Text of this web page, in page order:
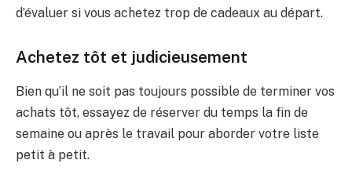
d’évaluer si vous achetez trop de cadeaux au départ.
Achetez tôt et judicieusement
Bien qu’il ne soit pas toujours possible de terminer vos
achats tôt, essayez de réserver du temps la fin de
semaine ou après le travail pour aborder votre liste
petit à petit.